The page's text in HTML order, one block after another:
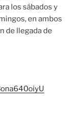
los sábados y
en ambos
de llegada de